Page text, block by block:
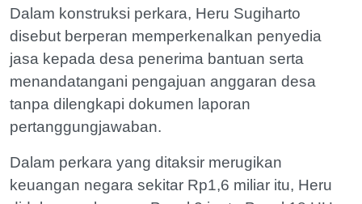
Dalam konstruksi perkara, Heru Sugiharto
disebut berperan memperkenalkan penyedia
jasa kepada desa penerima bantuan serta
menandatangani pengajuan anggaran desa
tanpa dilengkapi dokumen laporan
pertanggungjawaban.
Dalam perkara yang ditaksir merugikan
keuangan negara sekitar Rp1,6 miliar itu, Heru